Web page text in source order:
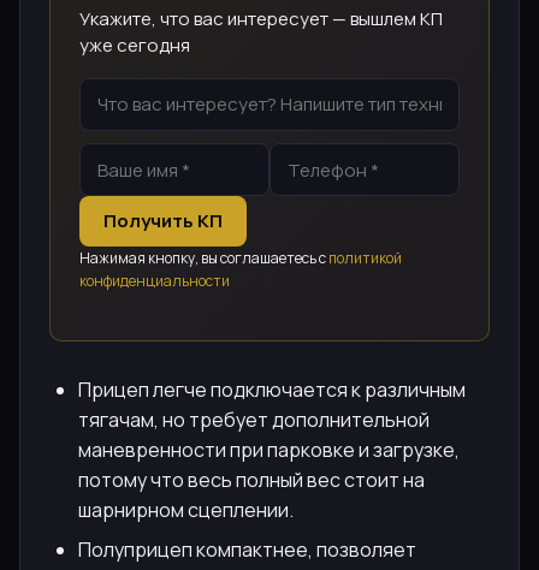
Укажите, что вас интересует — вышлем КП
уже сегодня
Получить КП
Нажимая кнопку, вы соглашаетесь сполитикой
конфиденциальности
Прицеп легче подключается к различным
тягачам, но требует дополнительной
маневренности при парковке и загрузке,
потому что весь полный вес стоит на
шарнирном сцеплении.
Полуприцеп компактнее, позволяет